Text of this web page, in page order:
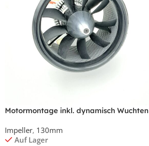
Motormontage inkl. dynamisch Wuchten
Impeller, 130mm
Auf Lager